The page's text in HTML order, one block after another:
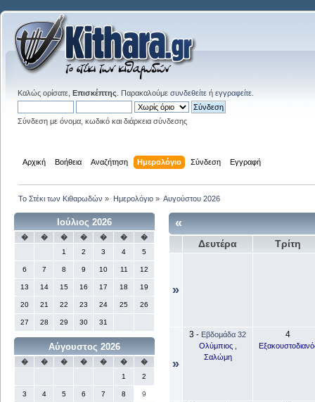
Καλώς ορίσατε, Επισκέπτης . Παρακαλούμε συνδεθείτε ή εγγραφείτε
Σύνδεση με όνομα, κωδικό και διάρκεια σύνδεσης
Αρχική Βοήθεια Αναζήτηση Ημερολόγιο Σύνδεση Εγγραφή
Το Στέκι των Κιθαρωδών » Ημερολόγιο» Αυγούστου 2026
Ιούλιος 2026
� � � � � �
�
1
2 3 4 5
6 7 8 9 10 11 12
13 14 15 16 17 18 19
20 21 22 23 24 25 26
27 28 29 30 31
Αύγουστος 2026
� � � � � �
�
1
2
3 4 5 6 7 8 9
«
Δευτέρα Τρίτη
»
»
3 - Εβδομάδα 32
Ολύμπιος ,
Σαλώμη
4